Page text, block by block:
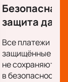
каждого
на
Безопасная
защита
Все платежи
защищённые
не сохраняются
в безопасности.